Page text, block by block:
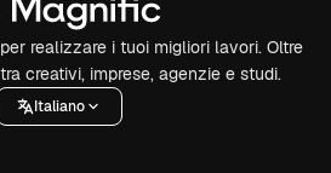
realizzare i tuoi migliori lavori. Oltre
creativi, imprese, agenzie e studi.
Italiano